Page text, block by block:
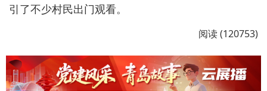
引了不少村民出门观看。
阅读 (120753)